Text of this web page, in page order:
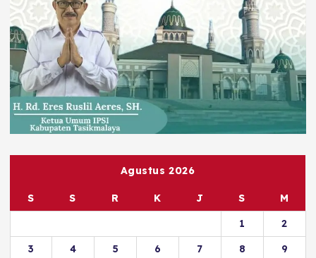
Agustus 2026
S S R K J S
M
1
2
3
4 5 6 7 8
9